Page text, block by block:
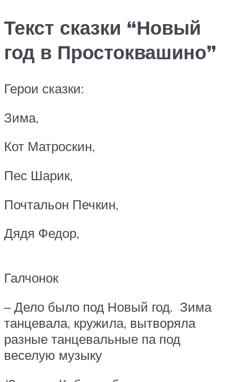
Текст сказки “Новый
год в Простоквашино”
Герои сказки:
Зима,
Кот Матроскин,
Пес Шарик,
Почтальон Печкин,
Дядя Федор,
Галчонок
– Дело было под Новый год. Зима
танцевала, кружила, вытворяла
разные танцевальные па под
веселую музыку